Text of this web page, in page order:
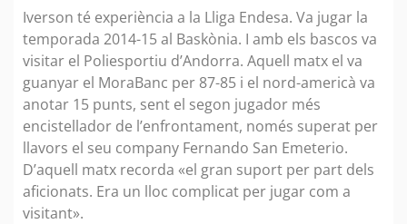
Iverson té experiència a la Lliga Endesa. Va jugar la
temporada 2014-15 al Baskònia. I amb els bascos va
visitar el Poliesportiu d’Andorra. Aquell matx el va
guanyar el MoraBanc per 87-85 i el nord-americà va
anotar 15 punts, sent el segon jugador més
encistellador de l’enfrontament, només superat per
llavors el seu company Fernando San Emeterio.
D’aquell matx recorda «el gran suport per part dels
aficionats. Era un lloc complicat per jugar com a
visitant».